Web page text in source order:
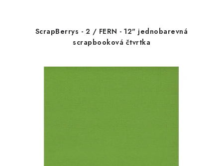
ScrapBerrys - 2 / FERN - 12" jednobarevná
scrapbooková čtvrtka